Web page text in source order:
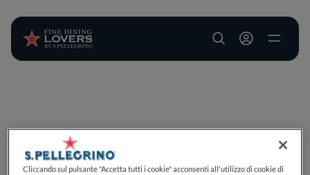
User account
TORNA A INIZIO PAGINA
Cliccando sul pulsante "Accetta tutti i cookie" acconsenti all'utilizzo di cookie di